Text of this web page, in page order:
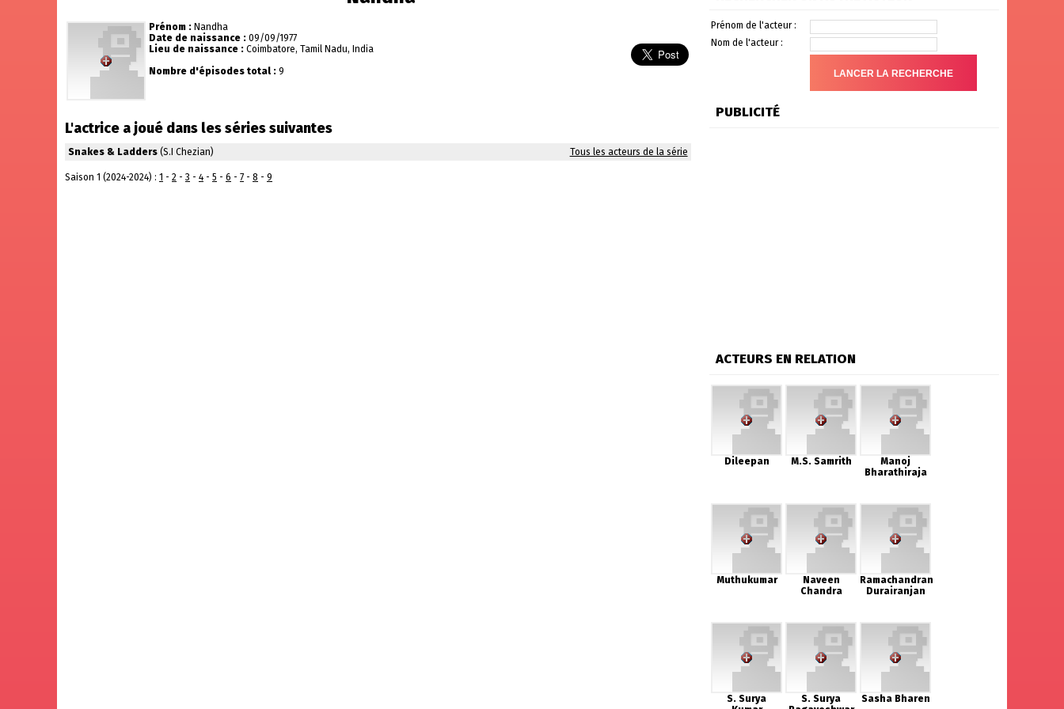
Prénom : Nandha
Date de naissance : 09/09/1977
Lieu de naissance : Coimbatore, Tamil Nadu, India
Nombre d'épisodes total : 9
L'actrice a joué dans les séries suivantes
Snakes & Ladders (S.I Chezian) Tous les acteurs de la série
Saison 1 (2024-2024) : 1 - 2 - 3 - 4 - 5 - 6 - 7 - 8 - 9
Prénom de l'acteur :
Nom de l'acteur :
PUBLICITÉ
ACTEURS EN RELATION
Dileepan M.S. Samrith
Manoj
Bharathiraja
Muthukumar
Naveen
Chandra
Ramachandran
Durairanjan
S. Surya
S. Surya
Sasha Bharen